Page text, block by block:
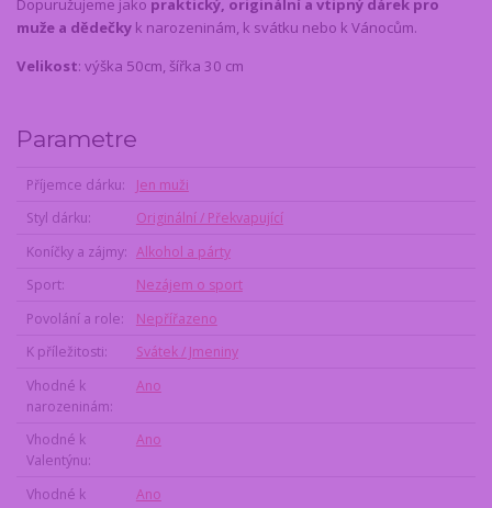
muže a dědečky k narozeninám, k svátku nebo k Vánocům.
Velikost: výška 50cm, šířka 30 cm
Parametre
Příjemce dárku
Jen muži
Styl dárku
Originální / Překvapující
Koníčky a zájmy
Alkohol a párty
Sport
Nezájem o sport
Povolání a role
Nepřířazeno
K příležitosti
Svátek / Jmeniny
Vhodné k
narozeninám
Ano
Vhodné k
Valentýnu
Ano
Vhodné k
Ano